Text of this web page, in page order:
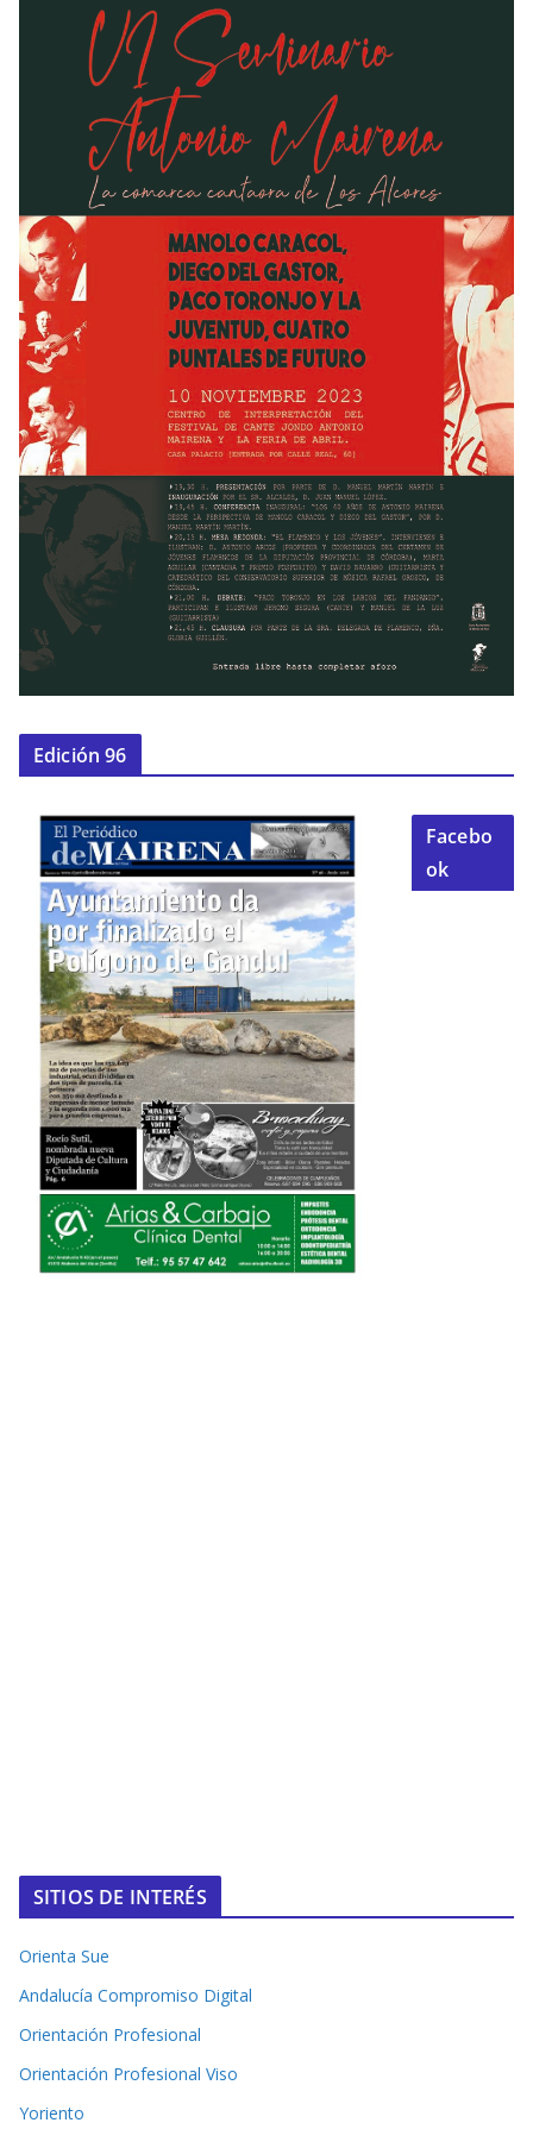
Edición 96
Facebo
ok
SITIOS DE INTERÉS
Orienta Sue
Andalucía Compromiso Digital
Orientación Profesional
Orientación Profesional Viso
Yoriento